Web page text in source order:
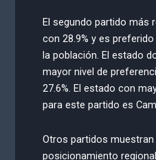
El segundo partido más
con 28.9% y es
la población. El estado
mayor nivel de
27.6%. El estado con
para este partido es
Otros partidos
posicionamiento